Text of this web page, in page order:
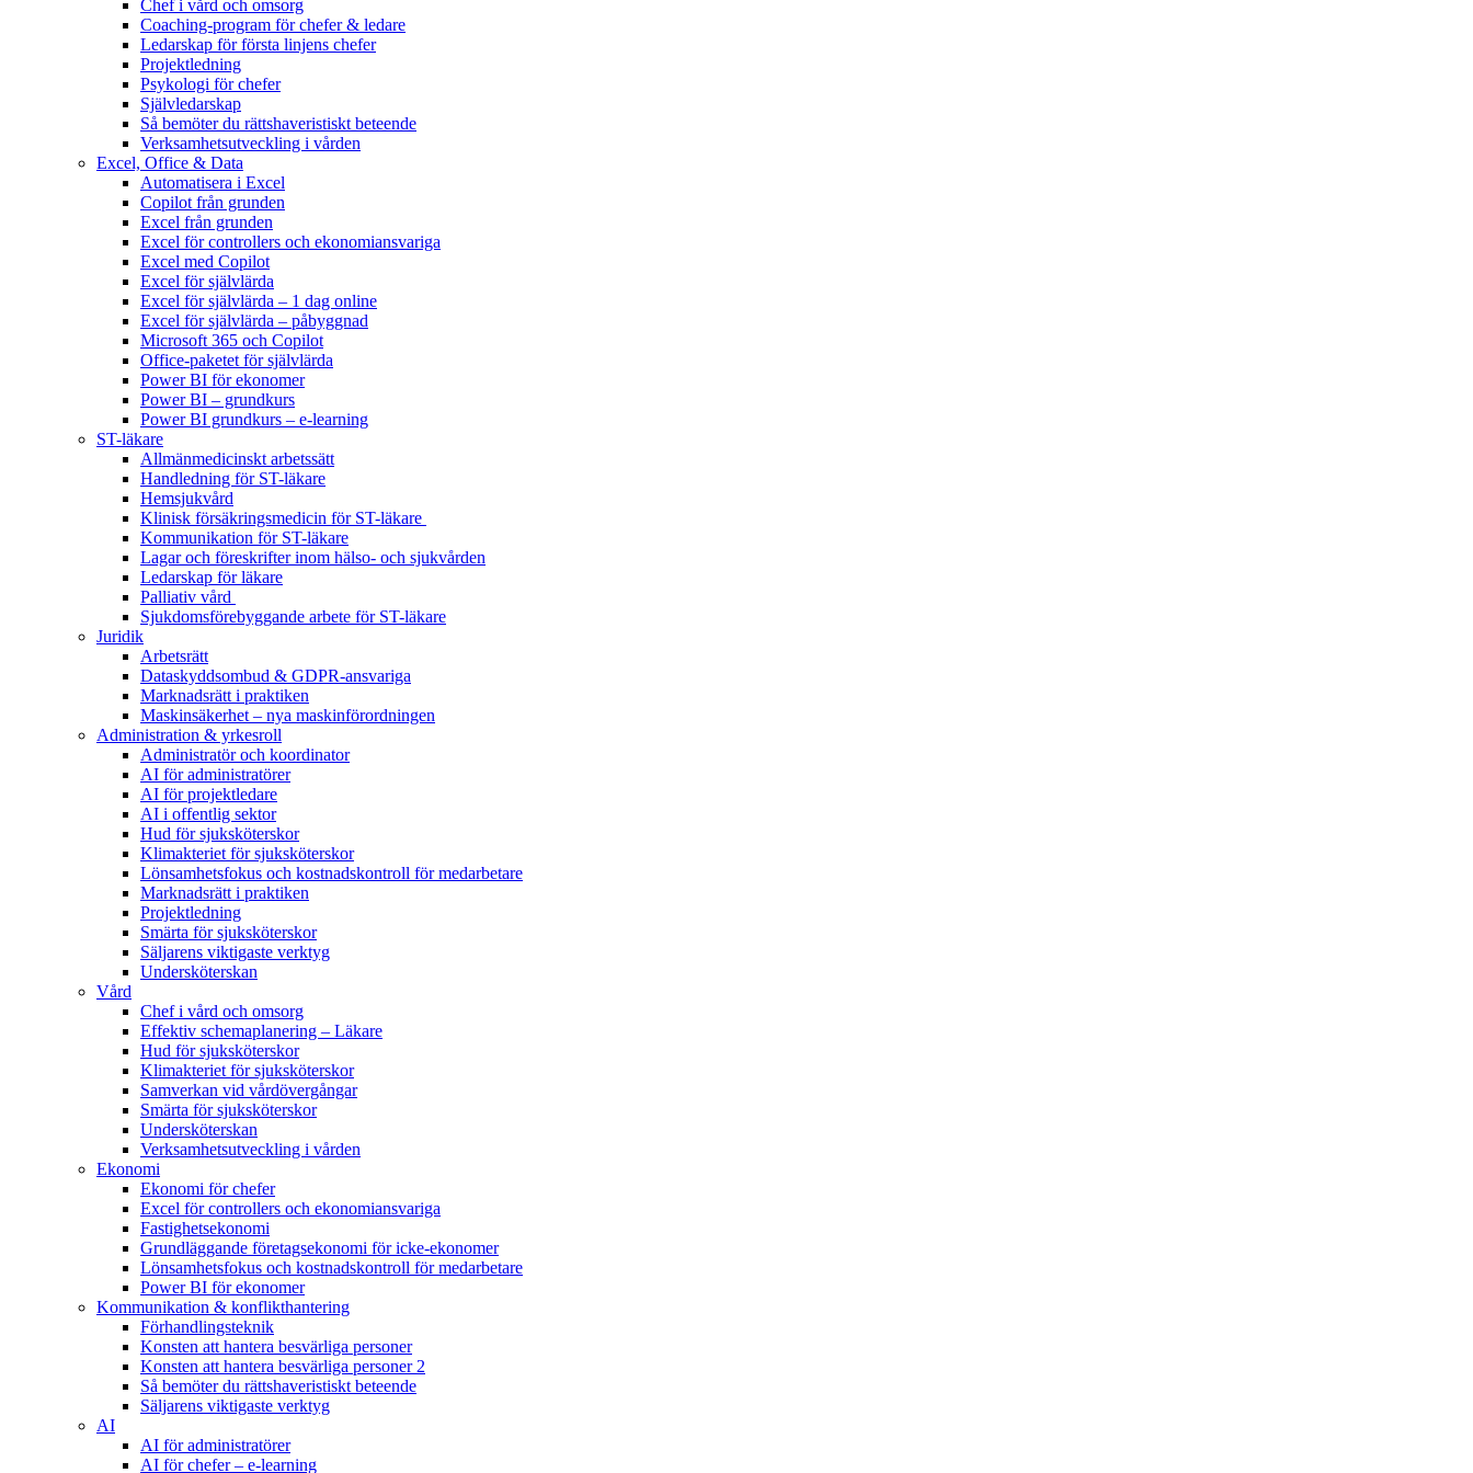
Chef i vård och omsorg
Coaching-program för chefer & ledare
Ledarskap för första linjens chefer
Projektledning
Psykologi för chefer
Självledarskap
Så bemöter du rättshaveristiskt beteende
Verksamhetsutveckling i vården
Excel, Office & Data
Automatisera i Excel
Copilot från grunden
Excel från grunden
Excel för controllers och ekonomiansvariga
Excel med Copilot
Excel för självlärda
Excel för självlärda – 1 dag online
Excel för självlärda – påbyggnad
Microsoft 365 och Copilot
Office-paketet för självlärda
Power BI för ekonomer
Power BI – grundkurs
Power BI grundkurs – e-learning
ST-läkare
Allmänmedicinskt arbetssätt
Handledning för ST-läkare
Hemsjukvård
Klinisk försäkringsmedicin för ST-läkare
Kommunikation för ST-läkare
Lagar och föreskrifter inom hälso- och sjukvården
Ledarskap för läkare
Palliativ vård
Sjukdomsförebyggande arbete för ST-läkare
Juridik
Arbetsrätt
Dataskyddsombud & GDPR-ansvariga
Marknadsrätt i praktiken
Maskinsäkerhet – nya maskinförordningen
Administration & yrkesroll
Administratör och koordinator
AI för administratörer
AI för projektledare
AI i offentlig sektor
Hud för sjuksköterskor
Klimakteriet för sjuksköterskor
Lönsamhetsfokus och kostnadskontroll för medarbetare
Marknadsrätt i praktiken
Projektledning
Smärta för sjuksköterskor
Säljarens viktigaste verktyg
Undersköterskan
Vård
Chef i vård och omsorg
Effektiv schemaplanering – Läkare
Hud för sjuksköterskor
Klimakteriet för sjuksköterskor
Samverkan vid vårdövergångar
Smärta för sjuksköterskor
Undersköterskan
Verksamhetsutveckling i vården
Ekonomi
Ekonomi för chefer
Excel för controllers och ekonomiansvariga
Fastighetsekonomi
Grundläggande företagsekonomi för icke-ekonomer
Lönsamhetsfokus och kostnadskontroll för medarbetare
Power BI för ekonomer
Kommunikation & konflikthantering
Förhandlingsteknik
Konsten att hantera besvärliga personer
Konsten att hantera besvärliga personer 2
Så bemöter du rättshaveristiskt beteende
Säljarens viktigaste verktyg
AI
AI för administratörer
AI för chefer – e-learning